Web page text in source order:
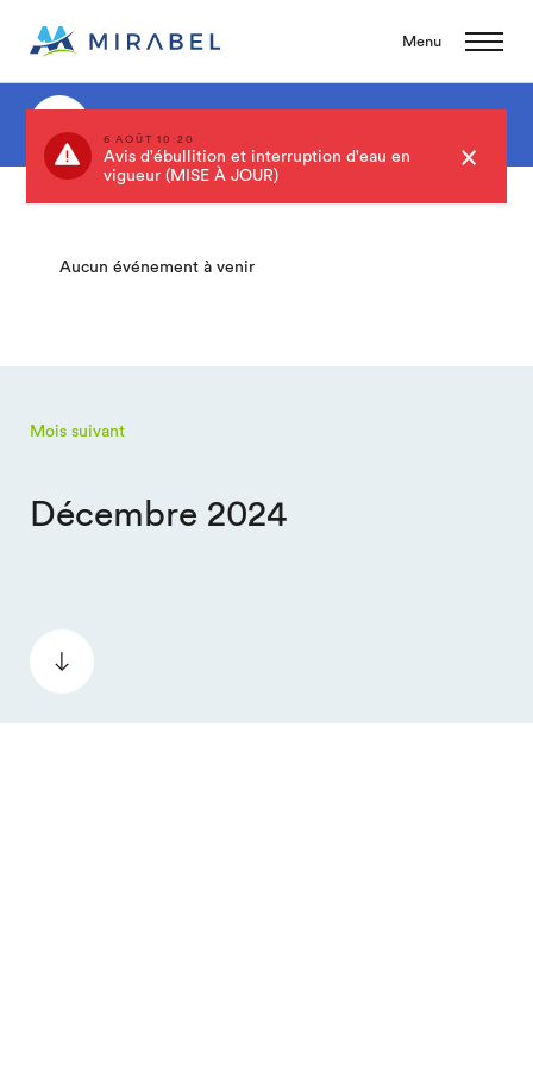
Menu
6 AOÛT 10:20
Avis d'ébullition et interruption d'eau en
vigueur (MISE À JOUR)
Aucun événement à venir
Mois suivant
Décembre 2024